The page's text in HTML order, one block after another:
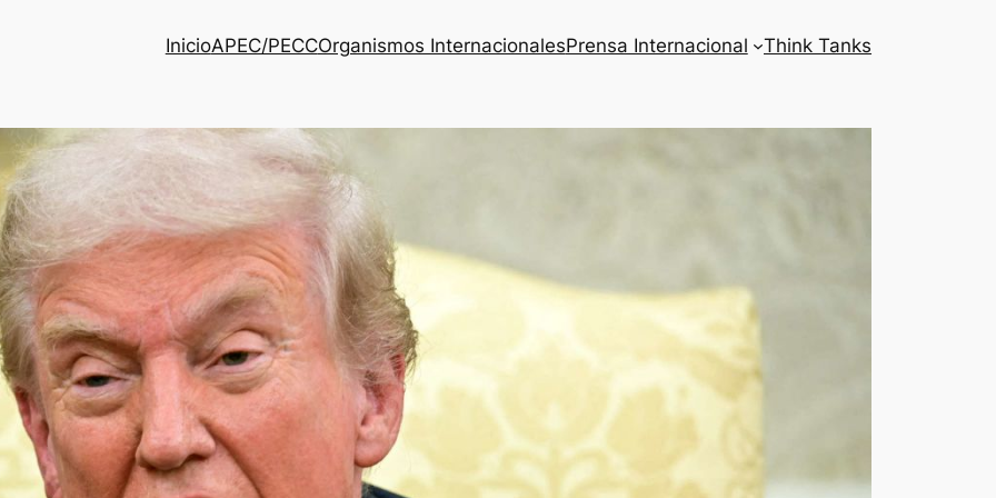
InicioAPEC/PECCOrganismos InternacionalesPrensa Internacional Think Tanks